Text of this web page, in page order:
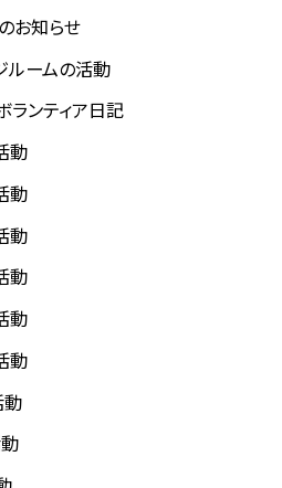
お知らせ
ルームの活動
ランティア日記
動
動
動
動
動
動
動